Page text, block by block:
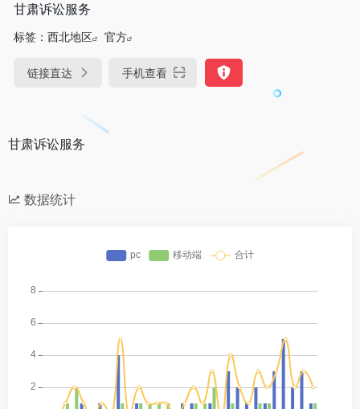
甘肃诉讼服务
标签： 西北地区 官方
链接直达 手机查看
甘肃诉讼服务
数据统计